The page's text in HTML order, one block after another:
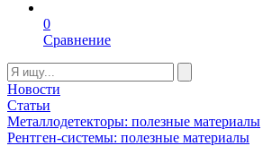
0
Сравнение
Новости
Статьи
Металлодетекторы: полезные материалы
Рентген-системы: полезные материалы